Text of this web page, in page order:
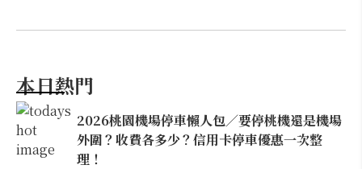
本日熱門
2026桃園機場停車懶人包／要停桃機還是機場
外圍？收費各多少？信用卡停車優惠一次整
理！